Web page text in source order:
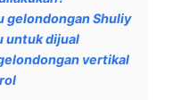
gelondongan Shuliy
untuk dijual
vertikal